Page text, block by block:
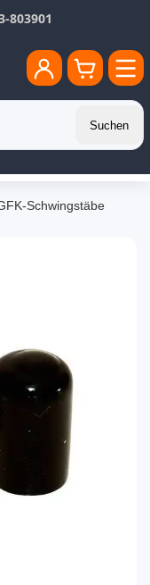
803901
Suchen
Schwingstäbe